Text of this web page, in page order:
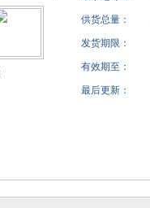
供货总量：
发货期限：
有效期至：
最后更新：